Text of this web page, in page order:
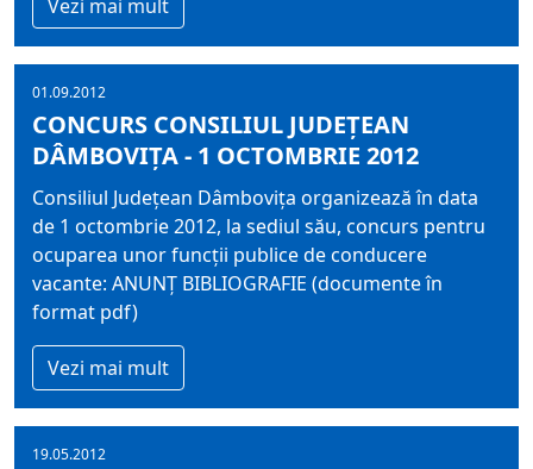
Vezi mai mult
01.09.2012
CONCURS CONSILIUL JUDEȚEAN
DÂMBOVIȚA - 1 OCTOMBRIE 2012
Consiliul Județean Dâmbovița organizează în data
de 1 octombrie 2012, la sediul său, concurs pentru
ocuparea unor funcții publice de conducere
vacante: ANUNȚ BIBLIOGRAFIE (documente în
format pdf)
Vezi mai mult
19.05.2012